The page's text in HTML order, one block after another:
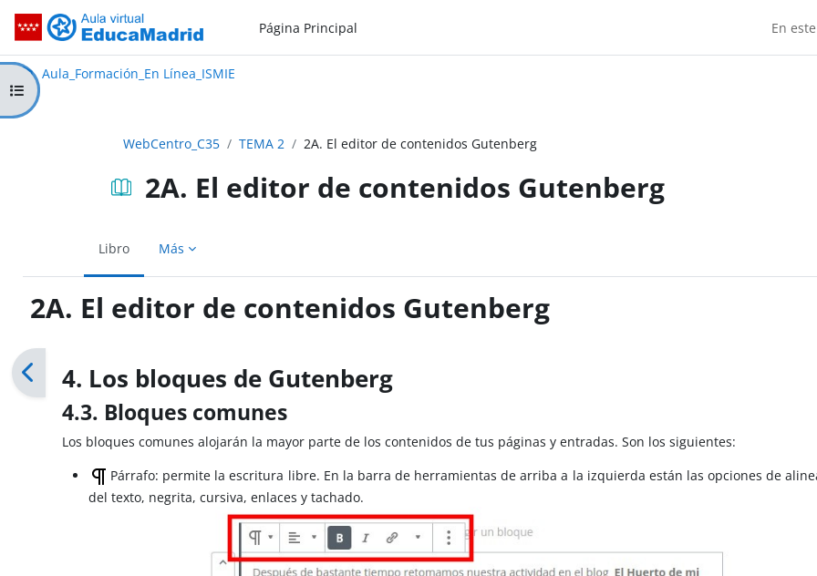
Aula_Formación_En Línea_ISMIEPágina Principal En
Aula Virtual de EducaMadrid:
Aula_Formación_En Línea_ISMIE
Abrir índice del curso
WebCentro_C35 TEMA 2 2A. El editor de contenidos Gutenberg
2A. El editor de contenidos Gutenberg
Libro Más
2A. El editor de contenidos Gutenberg
4. Los bloques de Gutenberg
4.3. Bloques comunes
Los bloques comunes alojarán la mayor parte de los contenidos de tus páginas y entradas. Son los siguientes:
Párrafo: permite la escritura libre. En la barra de herramientas de arriba a la izquierda están las opciones de
del texto, negrita, cursiva, enlaces y tachado.